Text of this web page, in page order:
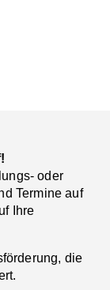
oder
Termine auf
Ihre
die